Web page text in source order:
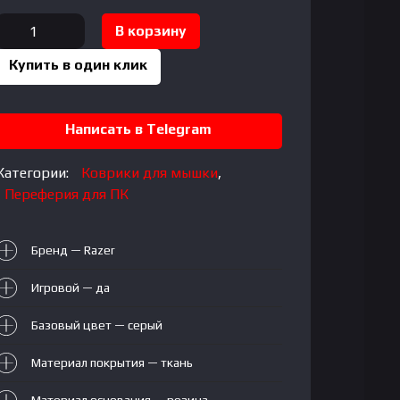
В корзину
Купить в один клик
Написать в Telegram
Коврики для мышки,
Переферия для ПК
Бренд — Razer
Игровой — да
Базовый цвет — серый
Материал покрытия — ткань